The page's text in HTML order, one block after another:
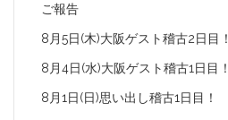
ご報告
8月5日(木)大阪ゲスト稽古2日目！
8月4日(水)大阪ゲスト稽古1日目！
8月1日(日)思い出し稽古1日目！